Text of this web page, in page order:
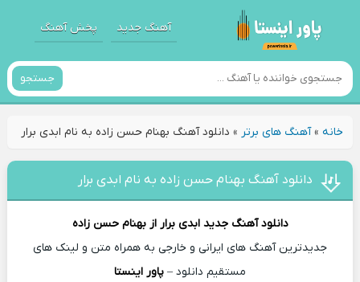
آهنگ جدید پخش آهنگ
جستجو
خانه»آهنگ های برتر » دانلود آهنگ بهنام حسن زاده به نام ابدی برار
دانلود آهنگ بهنام حسن زاده به نام ابدی برار
دانلود آهنگ جدید ابدی برار ازبهنام حسن زاده
جدیدترین آهنگ های ایرانی و خارجی به همراه متن و لینک های
مستقیم دانلود – پاور اینستا